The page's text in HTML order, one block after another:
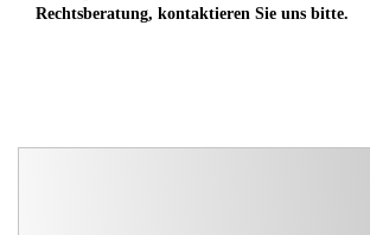
Rechtsberatung, kontaktieren Sie uns bitte.